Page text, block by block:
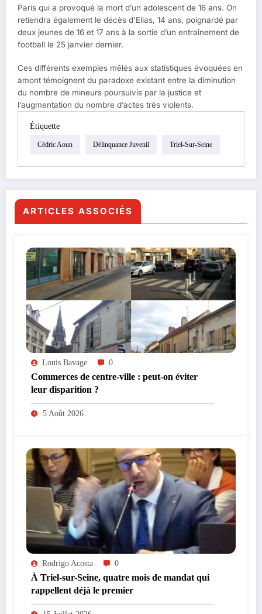
Paris qui a provoqué la mort d’un adolescent de 16 ans. On
retiendra également le décès d’Elias, 14 ans, poignardé par
deux jeunes de 16 et 17 ans à la sortie d’un entrainement de
football le 25 janvier dernier.
Ces différents exemples mêlés aux statistiques évoquées en
amont témoignent du paradoxe existant entre la diminution
du nombre de mineurs poursuivis par la justice et
l’augmentation du nombre d’actes très violents.
Étiquette
Cédric Aoun Délinquance Juvenil Triel-Sur-Seine
ARTICLES ASSOCIÉS
Louis Bavage 0
Commerces de centre-ville : peut-on éviter
leur disparition ?
5 Août 2026
Rodrigo Acosta 0
À Triel-sur-Seine, quatre mois de mandat qui
rappellent déjà le premier